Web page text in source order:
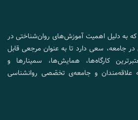
به دلیل اهمیت آموزش‌های روان‌شناختی در
سعی دارد تا به عنوان مرجعی قابل
کارگاه‌ها، همایش‌ها، سمینارها و
و جامعه‌ی تخصّصی روانشناسی